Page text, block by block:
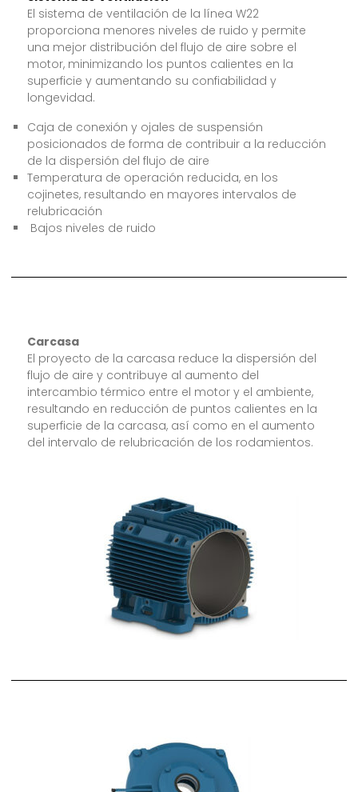
El sistema de ventilación de la línea W22
proporciona menores niveles de ruido y permite
una mejor distribución del flujo de aire sobre el
motor, minimizando los puntos calientes en la
superficie y aumentando su confiabilidad y
longevidad.
Caja de conexión y ojales de suspensión
posicionados de forma de contribuir a la reducción
de la dispersión del flujo de aire
Temperatura de operación reducida, en los
cojinetes, resultando en mayores intervalos de
relubricación
Bajos niveles de ruido
Carcasa
El proyecto de la carcasa reduce la dispersión del
flujo de aire y contribuye al aumento del
intercambio térmico entre el motor y el ambiente,
resultando en reducción de puntos calientes en la
superficie de la carcasa, así como en el aumento
del intervalo de relubricación de los rodamientos.